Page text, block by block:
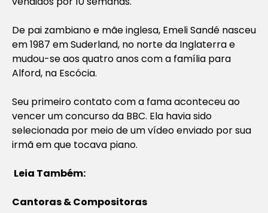
De pai zambiano e mãe inglesa, Emeli Sandé nasceu
em 1987 em Suderland, no norte da Inglaterra e
mudou-se aos quatro anos com a família para
Alford, na Escócia.
Seu primeiro contato com a fama aconteceu ao
vencer um concurso da BBC. Ela havia sido
selecionada por meio de um vídeo enviado por sua
irmã em que tocava piano.
Leia Também:
Cantoras & Compositoras